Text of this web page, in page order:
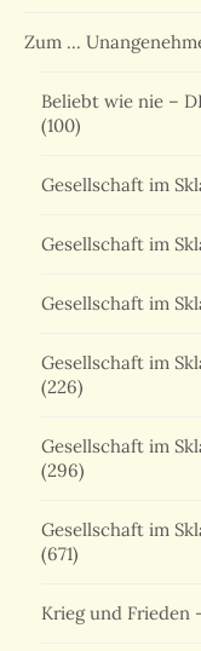
Zum …
Beliebt wie nie –
(100)
Gesellschaft im
Gesellschaft im
Gesellschaft im
Gesellschaft im
(226)
Gesellschaft im
(296)
Gesellschaft im
(671)
Krieg und Frieden